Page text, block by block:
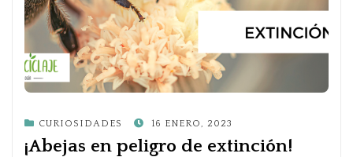
CURIOSIDADES
POSTED
ON
16 ENERO, 2023
¡Abejas en peligro de extinción!